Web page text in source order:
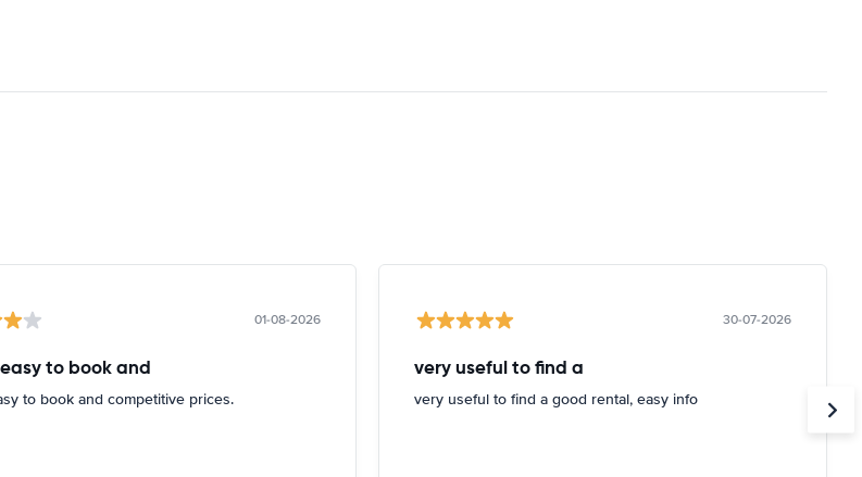
01-08-2026
to book and
to book and competitive prices.
30-07-2026
very useful to find a
very useful to find a good rental, easy info